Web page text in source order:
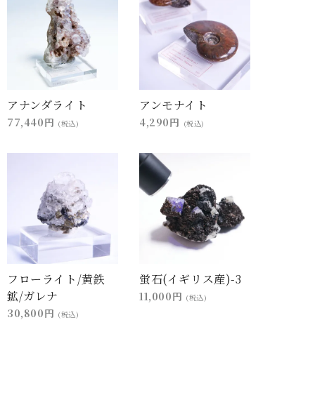
アナンダライト
77,440円 (税込)
アンモナイト
4,290円 (税込)
フローライト/黄鉄
鉱/ガレナ
30,800円 (税込)
蛍石(イギリス産)-3
11,000円 (税込)